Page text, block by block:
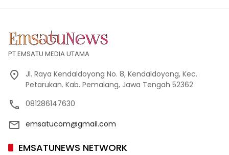
PT EMSATU MEDIA UTAMA
Jl. Raya Kendaldoyong No. 8, Kendaldoyong, Kec.
Petarukan. Kab. Pemalang, Jawa Tengah 52362
081286147630
emsatucom@gmail.com
EMSATUNEWS NETWORK